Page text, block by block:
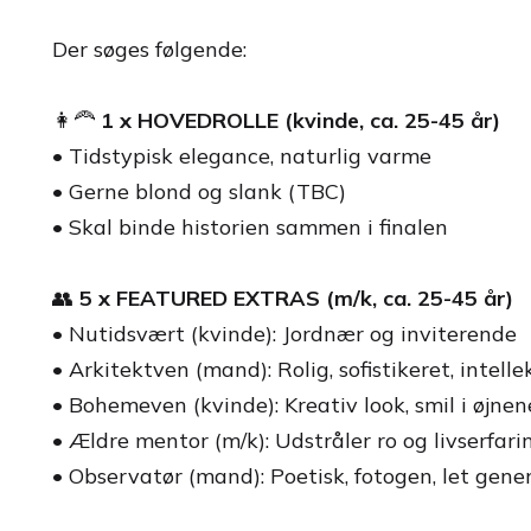
Der søges følgende:
👩‍🦰 1 x HOVEDROLLE (kvinde, ca. 25-45 år)
• Tidstypisk elegance, naturlig varme
• Gerne blond og slank (TBC)
• Skal binde historien sammen i finalen
👥 5 x FEATURED EXTRAS (m/k, ca. 25-45 år)
• Nutidsvært (kvinde): Jordnær og inviterende
• Arkitektven (mand): Rolig, sofistikeret,
• Bohemeven (kvinde): Kreativ look, smil i
• Ældre mentor (m/k): Udstråler ro og
• Observatør (mand): Poetisk, fotogen, let